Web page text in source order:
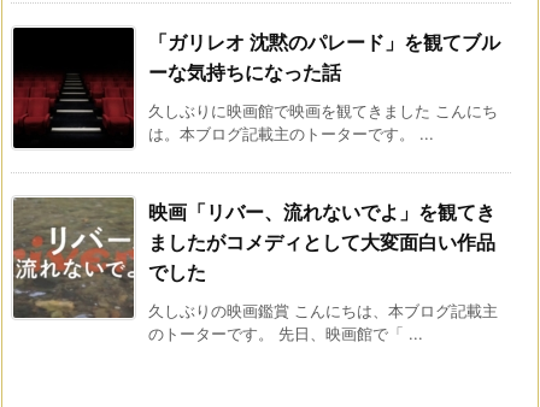
「ガリレオ 沈黙のパレード」を観てブル
ーな気持ちになった話
久しぶりに映画館で映画を観てきました こんにち
は。本ブログ記載主のトーターです。 ...
映画「リバー、流れないでよ」を観てき
ましたがコメディとして大変面白い作品
でした
久しぶりの映画鑑賞 こんにちは、本ブログ記載主
のトーターです。 先日、映画館で「 ...